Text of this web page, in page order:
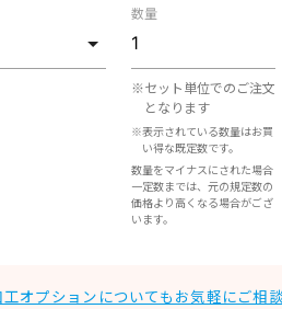
数量
※セット単位でのご注文
となります
※表示されている数量はお買
い得な既定数です。
数量をマイナスにされた場合
一定数までは、元の規定数の
価格より高くなる場合がござ
います。
オプションについてもお気軽にご相